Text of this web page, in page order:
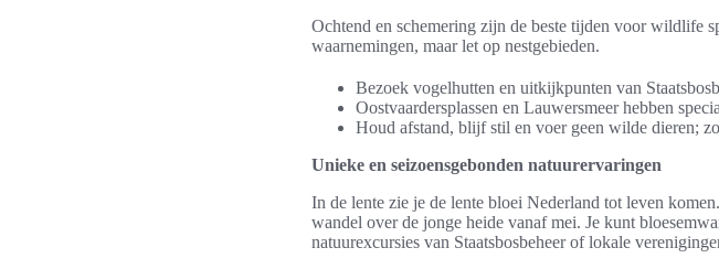
Ochtend en schemering zijn de beste tijden voor wildlife
waarnemingen, maar let op nestgebieden.
Bezoek vogelhutten en uitkijkpunten van
Oostvaardersplassen en Lauwersmeer hebben
Houd afstand, blijf stil en voer geen wilde dieren;
Unieke en seizoensgebonden natuurervaringen
In de lente zie je de lente bloei Nederland tot leven
wandel over de jonge heide vanaf mei. Je kunt
natuurexcursies van Staatsbosbeheer of lokale